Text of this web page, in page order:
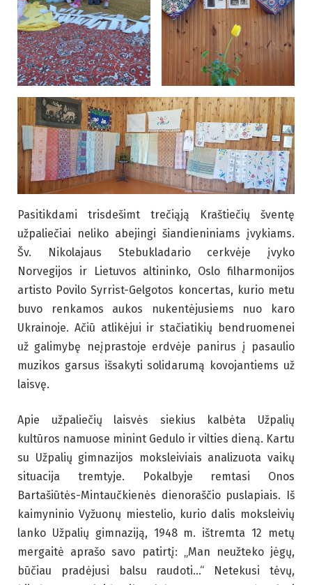
Pasitikdami trisdešimt trečiąją Kraštiečių šventę
užpaliečiai neliko abejingi šiandieniniams įvykiams.
Šv. Nikolajaus Stebukladario cerkvėje įvyko
Norvegijos ir Lietuvos altininko, Oslo filharmonijos
artisto Povilo Syrrist-Gelgotos koncertas, kurio metu
buvo renkamos aukos nukentėjusiems nuo karo
Ukrainoje. Ačiū atlikėjui ir stačiatikių bendruomenei
už galimybę neįprastoje erdvėje panirus į pasaulio
muzikos garsus išsakyti solidarumą kovojantiems už
laisvę.
Apie užpaliečių laisvės siekius kalbėta Užpalių
kultūros namuose minint Gedulo ir vilties dieną. Kartu
su Užpalių gimnazijos moksleiviais analizuota vaikų
situacija tremtyje. Pokalbyje remtasi Onos
Bartašiūtės-Mintaučkienės dienoraščio puslapiais. Iš
kaimyninio Vyžuonų miestelio, kurio dalis moksleivių
lanko Užpalių gimnaziją, 1948 m. ištremta 12 metų
mergaitė aprašo savo patirtį: „Man neužteko jėgų,
būčiau pradėjusi balsu raudoti…“ Netekusi tėvų,